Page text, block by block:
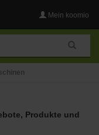
Mein koomio
Produkte und